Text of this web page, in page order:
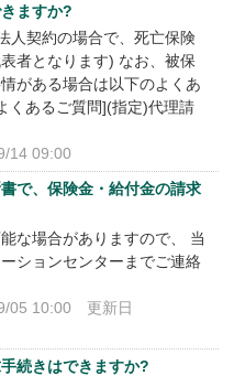
ますか?
人契約の場合で、死亡保険
者となります) なお、被保
がある場合は以下のよくあ
くあるご質問](指定)代理請
14 09:00
で、保険金・給付金の請求
な場合がありますので、 当
ションセンターまでご連絡
05 10:00
更新日
続きはできますか?